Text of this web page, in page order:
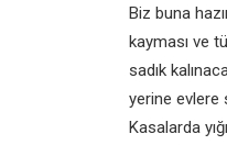
Biz buna
kayması ve
sadık
yerine evlere
Kasalarda